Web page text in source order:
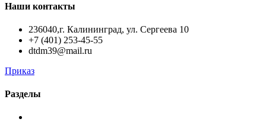
Наши контакты
236040,г. Калининград, ул. Сергеева 10
+7 (401) 253-45-55
dtdm39@mail.ru
Приказ
Разделы